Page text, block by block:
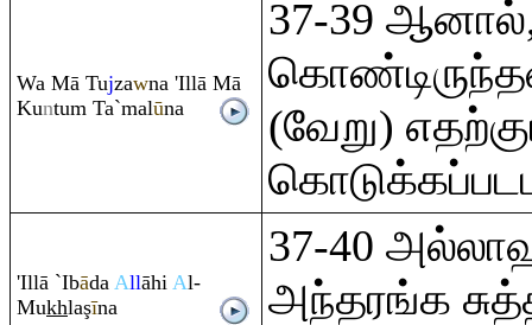
Wa Mā Tujzawna 'Illā Mā
Kuntum Ta`malūna
37-39
(வேறு)
'Illā `Ibāda Allāhi Al-
Mukhlaşīna
37-40
அந்தரங்க